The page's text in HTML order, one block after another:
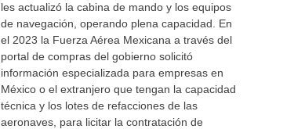
les actualizó la cabina de mando y los equipos
de navegación, operando plena capacidad. En
el 2023 la Fuerza Aérea Mexicana a través del
portal de compras del gobierno solicitó
información especializada para empresas en
México o el extranjero que tengan la capacidad
técnica y los lotes de refacciones de las
aeronaves, para licitar la contratación de